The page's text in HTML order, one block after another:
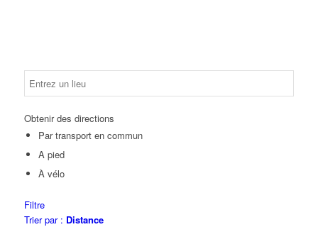
Obtenir des directions
Par transport en commun
A pied
À vélo
Filtre
Trier par : Distance